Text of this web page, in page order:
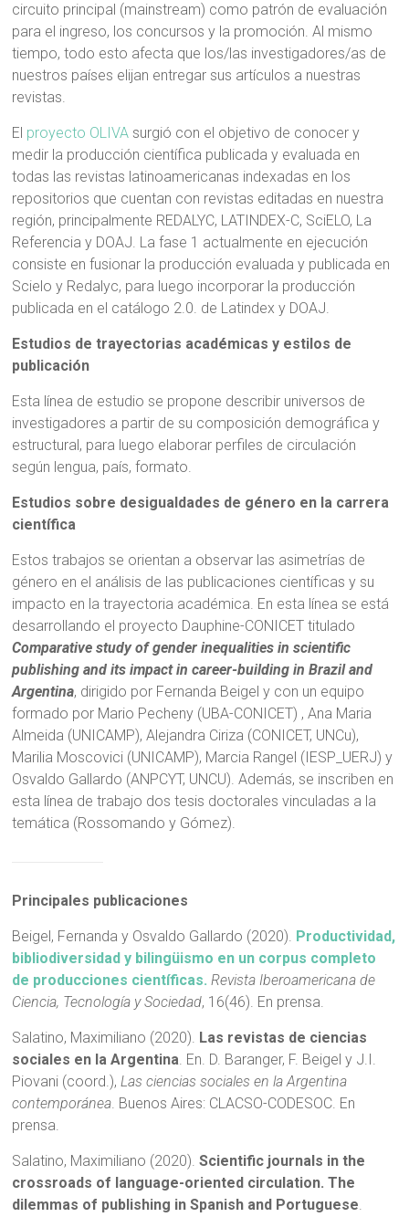
circuito principal (mainstream) como patrón de evaluación
para el ingreso, los concursos y la promoción. Al mismo
tiempo, todo esto afecta que los/las investigadores/as de
nuestros países elijan entregar sus artículos a nuestras
revistas.
El proyecto OLIVA surgió con el objetivo de conocer y
medir la producción científica publicada y evaluada en
todas las revistas latinoamericanas indexadas en los
repositorios que cuentan con revistas editadas en nuestra
región, principalmente REDALYC, LATINDEX-C, SciELO, La
Referencia y DOAJ. La fase 1 actualmente en ejecución
consiste en fusionar la producción evaluada y publicada en
Scielo y Redalyc, para luego incorporar la producción
publicada en el catálogo 2.0. de Latindex y DOAJ.
Estudios de trayectorias académicas y estilos de
publicación
Esta línea de estudio se propone describir universos de
investigadores a partir de su composición demográfica y
estructural, para luego elaborar perfiles de circulación
según lengua, país, formato.
Estudios sobre desigualdades de género en la carrera
científica
Estos trabajos se orientan a observar las asimetrías de
género en el análisis de las publicaciones científicas y su
impacto en la trayectoria académica. En esta línea se está
desarrollando el proyecto Dauphine-CONICET titulado
Comparative study of gender inequalities in scientific
publishing and its impact in career-building in Brazil and
Argentina, dirigido por Fernanda Beigel y con un equipo
formado por Mario Pecheny (UBA-CONICET) , Ana Maria
Almeida (UNICAMP), Alejandra Ciriza (CONICET, UNCu),
Marilia Moscovici (UNICAMP), Marcia Rangel (IESP_UERJ) y
Osvaldo Gallardo (ANPCYT, UNCU). Además, se inscriben en
esta línea de trabajo dos tesis doctorales vinculadas a la
temática (Rossomando y Gómez).
Principales publicaciones
Beigel, Fernanda y Osvaldo Gallardo (2020). Productividad,
bibliodiversidad y bilingüismo en un corpus completo
de producciones científicas. Revista Iberoamericana de
Ciencia, Tecnología y Sociedad, 16(46). En prensa.
Salatino, Maximiliano (2020). Las revistas de ciencias
sociales en la Argentina. En. D. Baranger, F. Beigel y J.I.
Piovani (coord.),Las ciencias sociales en la Argentina
contemporánea. Buenos Aires: CLACSO-CODESOC. En
prensa.
Salatino, Maximiliano (2020).Scientific journals in the
crossroads of language-oriented circulation. The
dilemmas of publishing in Spanish and Portuguese.